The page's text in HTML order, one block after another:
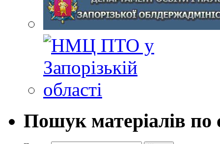
Пошук матеріалів по